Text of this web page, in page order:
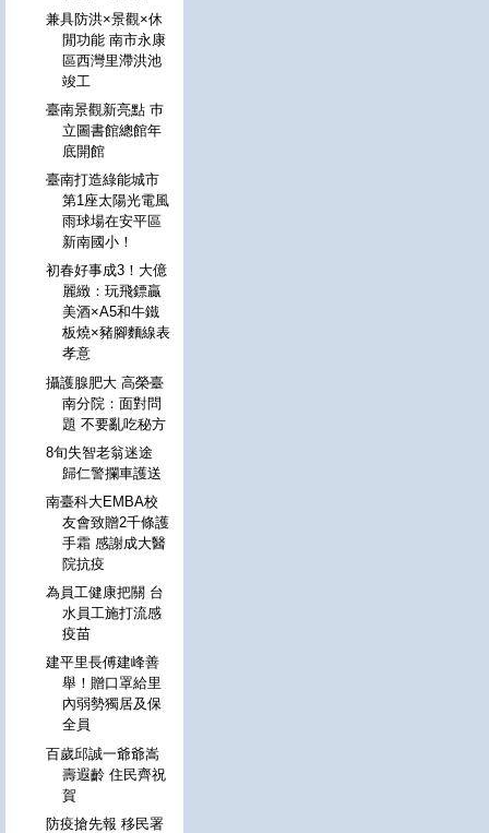
兼具防洪×景觀×休
閒功能 南市永康
區西灣里滯洪池
竣工
臺南景觀新亮點 巿
立圖書館總館年
底開館
臺南打造綠能城市
第1座太陽光電風
雨球場在安平區
新南國小！
初春好事成3！大億
麗緻：玩飛鏢贏
美酒×A5和牛鐵
板燒×豬腳麵線表
孝意
攝護腺肥大 高榮臺
南分院：面對問
題 不要亂吃秘方
8旬失智老翁迷途
歸仁警攔車護送
南臺科大EMBA校
友會致贈2千條護
手霜 感謝成大醫
院抗疫
為員工健康把關 台
水員工施打流感
疫苗
建平里長傅建峰善
舉！贈口罩給里
內弱勢獨居及保
全員
百歲邱誠一爺爺嵩
壽遐齡 住民齊祝
賀
防疫搶先報 移民署